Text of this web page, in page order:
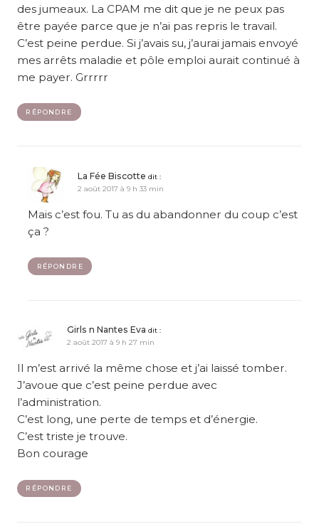
des jumeaux. La CPAM me dit que je ne peux pas
être payée parce que je n’ai pas repris le travail.
C’est peine perdue. Si j’avais su, j’aurai jamais envoyé
mes arrêts maladie et pôle emploi aurait continué à
me payer. Grrrrr
RÉPONDRE
La Fée Biscotte dit :
2 août 2017 à 9 h 33 min
Mais c’est fou. Tu as du abandonner du coup c’est
ça ?
RÉPONDRE
Girls n Nantes Eva dit :
2 août 2017 à 9 h 27 min
Il m’est arrivé la même chose et j’ai laissé tomber.
J’avoue que c’est peine perdue avec
l’administration.
C’est long, une perte de temps et d’énergie.
C’est triste je trouve.
Bon courage
RÉPONDRE